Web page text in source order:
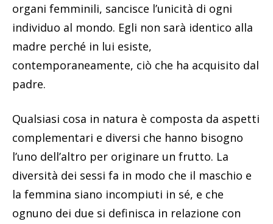
organi femminili, sancisce l’unicità di ogni
individuo al mondo. Egli non sarà identico alla
madre perché in lui esiste,
contemporaneamente, ciò che ha acquisito dal
padre.
Qualsiasi cosa in natura è composta da aspetti
complementari e diversi che hanno bisogno
l’uno dell’altro per originare un frutto. La
diversità dei sessi fa in modo che il maschio e
la femmina siano incompiuti in sé, e che
ognuno dei due si definisca in relazione con